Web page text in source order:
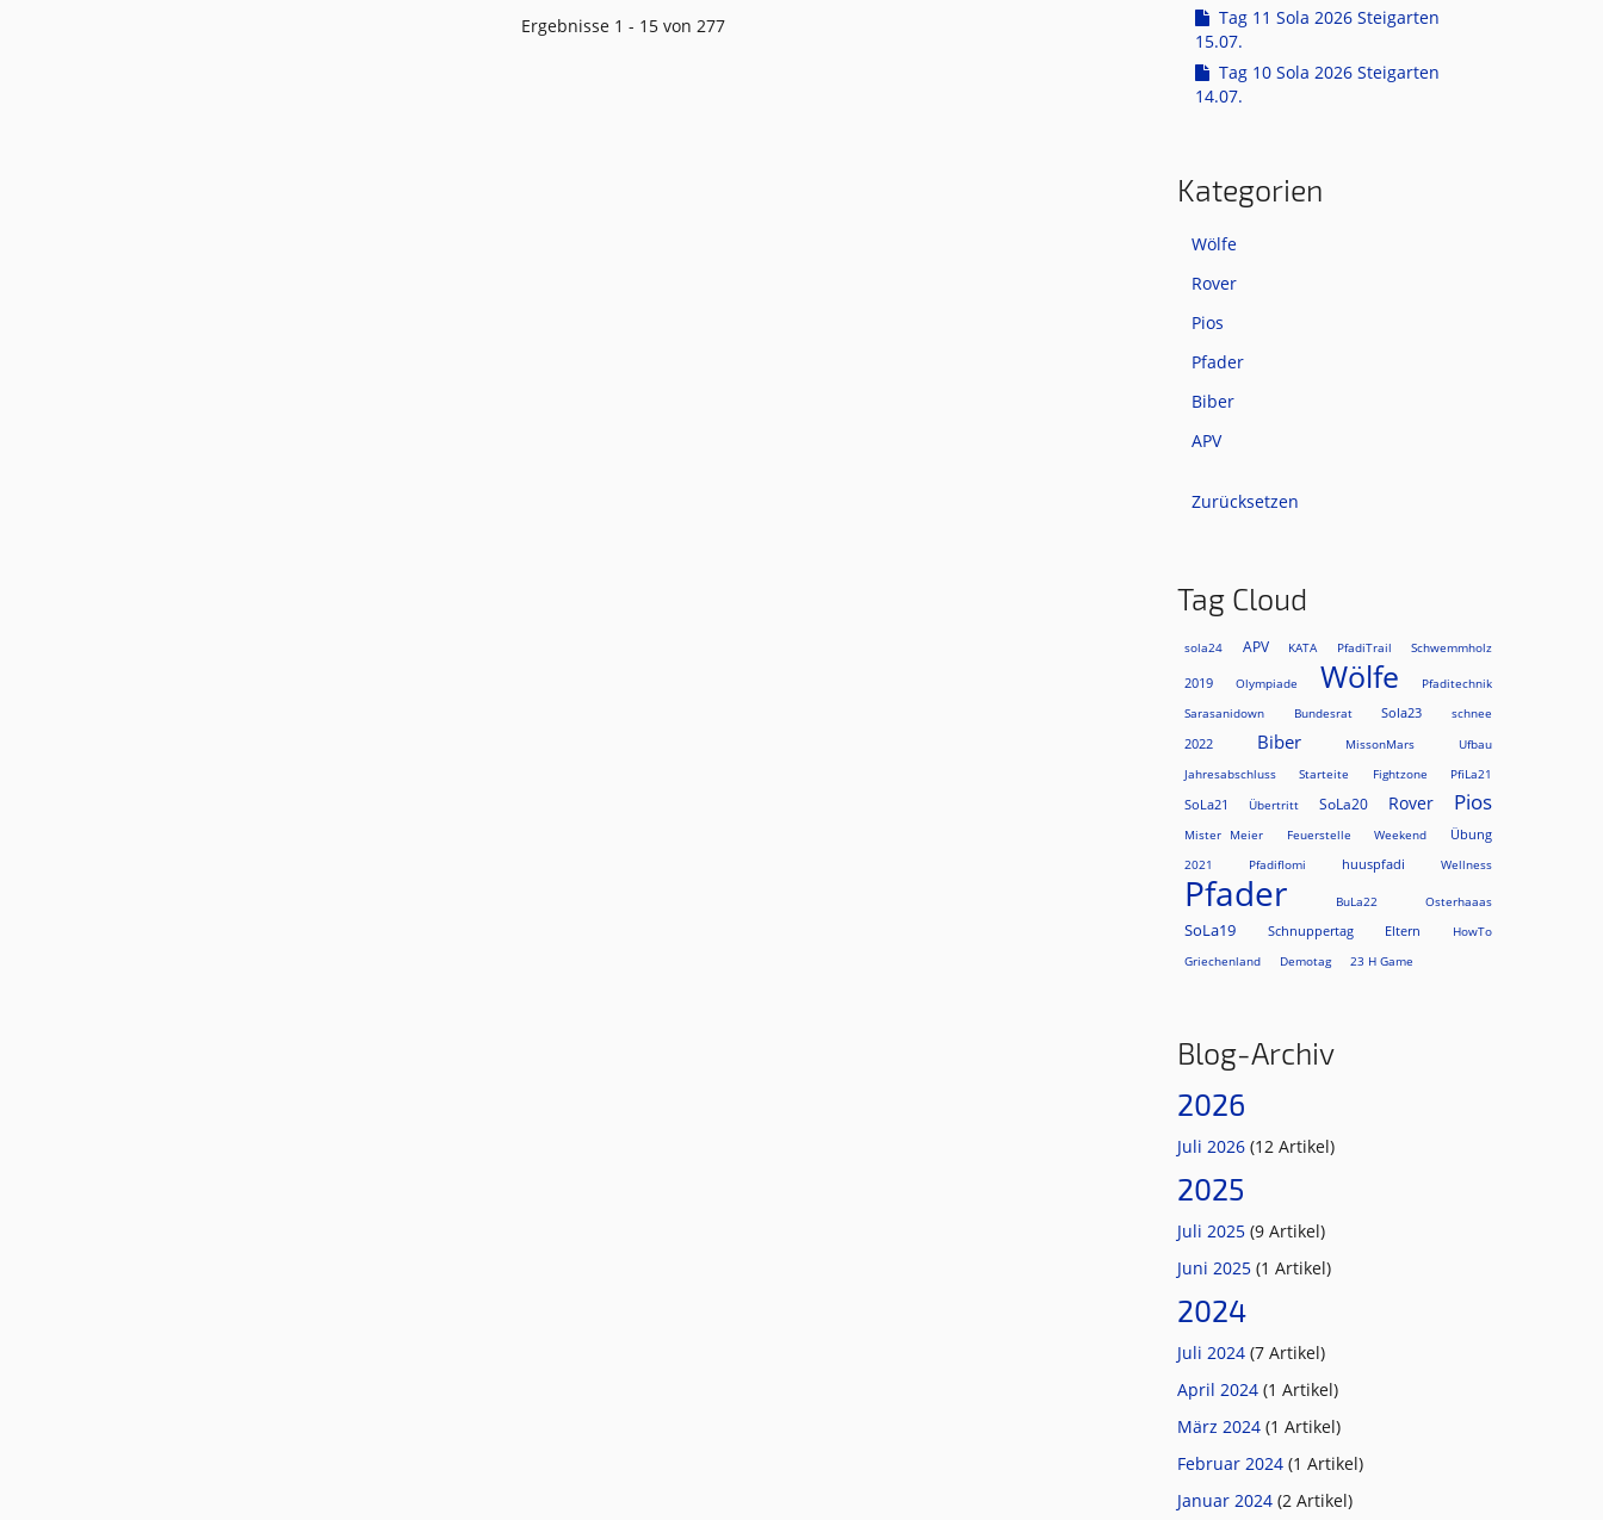
Ergebnisse 1 - 15 von 277
Tag 11 Sola 2026 Steigarten
15.07.
Tag 10 Sola 2026 Steigarten
14.07.
Kategorien
Wölfe
Rover
Pios
Pfader
Biber
APV
Zurücksetzen
Tag Cloud
sola24 APV KATA PfadiTrail Schwemmholz
2019 Olympiade Wölfe
Pfaditechnik
Sarasanidown
Bundesrat Sola23 schnee
2022 Biber MissonMars
Ufbau
Jahresabschluss
Starteite Fightzone PfiLa21
SoLa21 Übertritt SoLa20 Rover Pios
Mister Meier Feuerstelle Weekend Übung
2021 Pfadiflomi huuspfadi Wellness
Pfader BuLa22 Osterhaaas
SoLa19 Schnuppertag Eltern
HowTo
Griechenland
Demotag 23 H Game
Blog-Archiv
2026
Juli 2026 (12 Artikel)
2025
Juli 2025 (9 Artikel)
Juni 2025 (1 Artikel)
2024
Juli 2024 (7 Artikel)
April 2024 (1 Artikel)
März 2024 (1 Artikel)
Februar 2024 (1 Artikel)
Januar 2024 (2 Artikel)